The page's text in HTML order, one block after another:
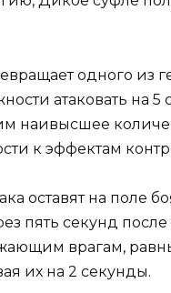
одного из
атаковать на 5
наивысшее
к эффектам
оставят на поле
пять секунд
врагам,
их на 2 секунды.